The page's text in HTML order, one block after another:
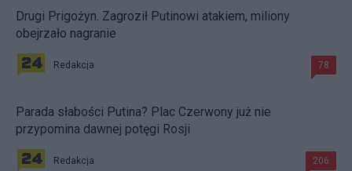
Drugi Prigożyn. Zagroził Putinowi atakiem, miliony
obejrzało nagranie
Redakcja 78
Parada słabości Putina? Plac Czerwony już nie
przypomina dawnej potęgi Rosji
Redakcja 206